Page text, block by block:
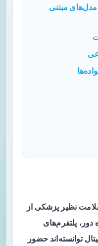
مدل‌های مبتنی
نظیر پزشکی از
پلتفرم‌های
توانسته‌اند حضور